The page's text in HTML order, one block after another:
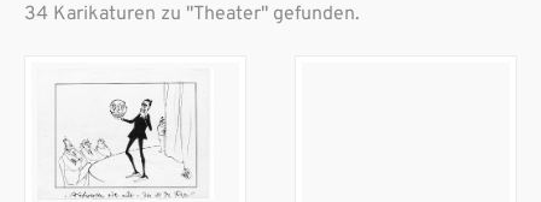
34 Karikaturen zu "Theater" gefunden.